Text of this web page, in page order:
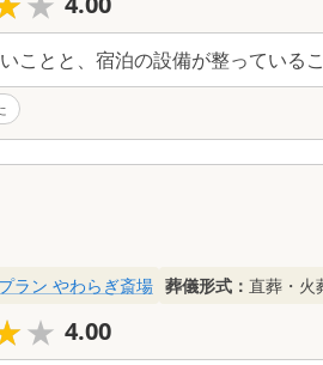
ことと、宿泊の設備が整っている
ラン やわらぎ斎場 葬儀形式： 直葬・火
4.00